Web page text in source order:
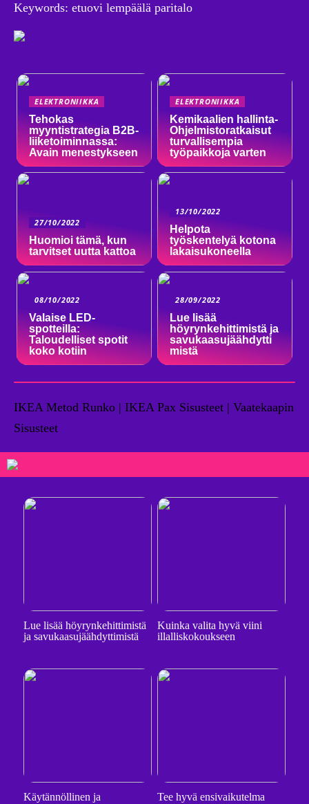
Keywords: etuovi lempäälä paritalo
ELEKTRONIIKKA
Tehokas
myyntistrategia B2B-
liiketoiminnassa:
Avain menestykseen
ELEKTRONIIKKA
Kemikaalien hallinta-
Ohjelmistoratkaisut
turvallisempia
työpaikkoja varten
27/10/2022
Huomioi tämä, kun
tarvitset uutta kattoa
13/10/2022
Helpota
työskentelyä kotona
lakaisukoneella
08/10/2022
Valaise LED-
spotteilla:
Taloudelliset spotit
koko kotiin
28/09/2022
Lue lisää
höyrynkehittimistä ja
savukaasujäähdytti
mistä
IKEA Metod Runko | IKEA Pax Sisusteet | Vaatekaapin
Sisusteet
Lue lisää höyrynkehittimistä
ja savukaasujäähdyttimistä
Kuinka valita hyvä viini
illalliskokoukseen
Käytännöllinen ja
Tee hyvä ensivaikutelma